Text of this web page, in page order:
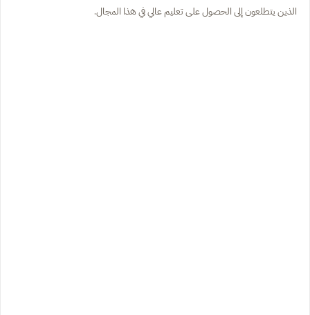
الذين يتطلعون إلى الحصول على تعليم عالي في هذا المجال.